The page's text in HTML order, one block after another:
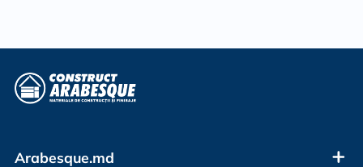
Arabesque.md